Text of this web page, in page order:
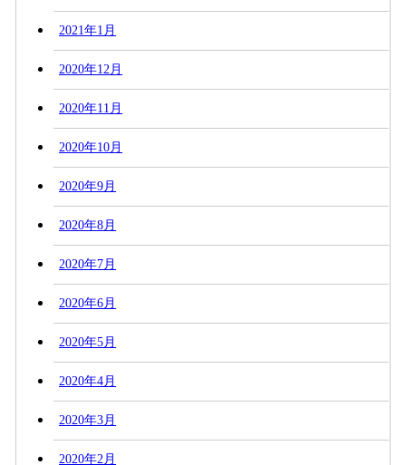
2021年1月
2020年12月
2020年11月
2020年10月
2020年9月
2020年8月
2020年7月
2020年6月
2020年5月
2020年4月
2020年3月
2020年2月